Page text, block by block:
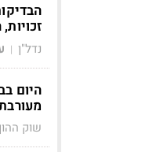
נדל"ן |
היום
שוק ההון